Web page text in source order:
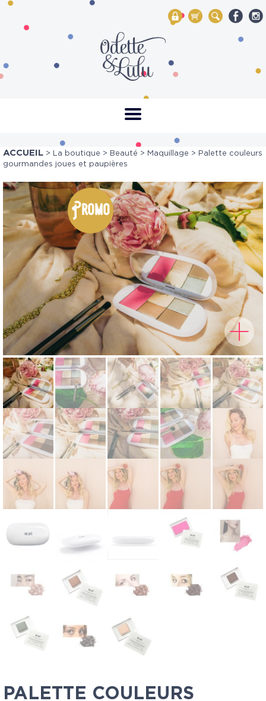
My Account
Mon panier
Rechercher
ACCUEIL > La boutique > Beauté > Maquillage > Palette couleurs
gourmandes joues et paupières
Promo
PALETTE COULEURS